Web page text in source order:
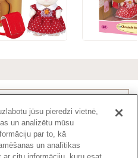
lapa
jūsu pieredzi vietnē,
un analizētu mūsu
par to, kā
un analītikas